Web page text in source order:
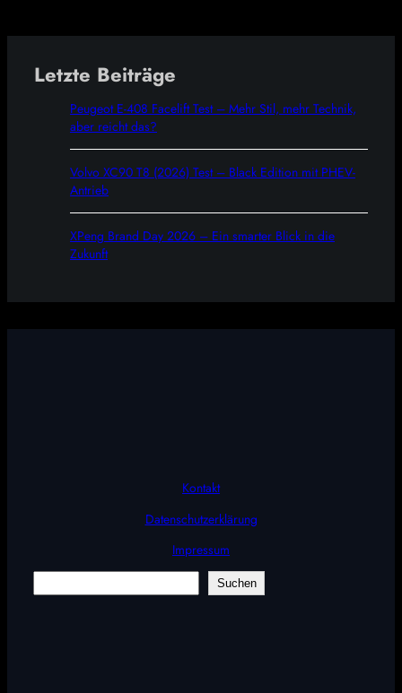
Letzte Beiträge
Peugeot E-408 Facelift Test – Mehr Stil, mehr Technik,
aber reicht das?
Volvo XC90 T8 (2026) Test – Black Edition mit PHEV-
Antrieb
XPeng Brand Day 2026 – Ein smarter Blick in die
Zukunft
Kontakt
Datenschutzerklärung
Impressum
Suchen